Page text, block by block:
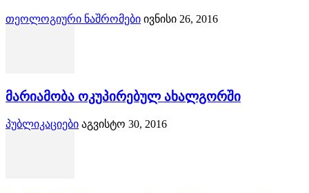
თეოლოგიური ნაშრომები ივნისი 26, 2016
მარიამობა ოკუპირებულ ახალგორში
პუბლიკაციები აგვისტო 30, 2016